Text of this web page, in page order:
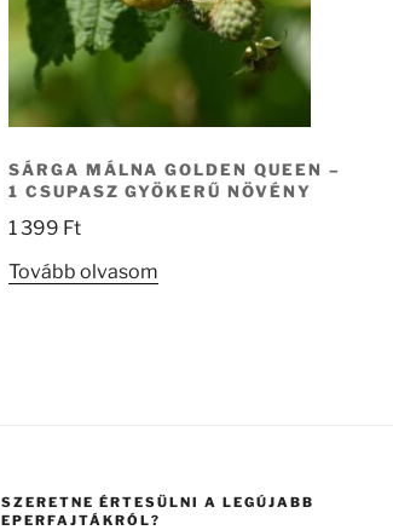
SÁRGA MÁLNA GOLDEN QUEEN –
1 CSUPASZ GYÖKERŰ NÖVÉNY
1 399 Ft
Tovább olvasom
SZERETNE ÉRTESÜLNI A LEGÚJABB
EPERFAJTÁKRÓL?